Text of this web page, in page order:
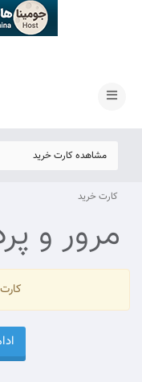
کارت خرید
مرور و